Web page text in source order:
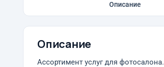
Описание
Описание
Ассортимент услуг для фотосалона.